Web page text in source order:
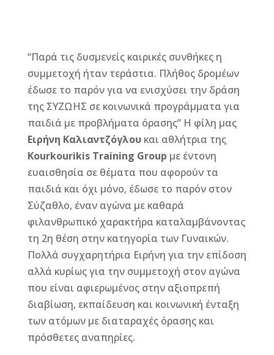
a
c
e
b
o
o
k
e
ss
e
n
g
e
r
e
r
ai
l
w
it
te
r
te
r
e
st
“Παρά τις δυσμενείς καιρικές συνθήκες η
συμμετοχή ήταν τεράστια. Πλήθος δρομέων
έδωσε το παρόν για να ενισχύσει την δράση
της ΣΥΖΩΗΣ σε κοινωνικά προγράμματα για
παιδιά με προβλήματα όρασης” Η φίλη μας
Ειρήνη Καλιαντζόγλουκαι αθλήτρια της
Kourkourikis Training Group με έντονη
ευαισθησία σε θέματα που αφορούν τα
παιδιά και όχι μόνο, έδωσε το παρόν στον
Σύζαθλο, έναν αγώνα με καθαρά
φιλανθρωπικό χαρακτήρα καταλαμβάνοντας
τη 2η θέση στην κατηγορία των Γυναικών.
Πολλά συγχαρητήρια Ειρήνη για την επίδοση
αλλά κυρίως για την συμμετοχή στον αγώνα
που είναι αφιερωμένος στην αξιοπρεπή
διαβίωση, εκπαίδευση και κοινωνική ένταξη
των ατόμων με διαταραχές όρασης και
πρόσθετες αναπηρίες.